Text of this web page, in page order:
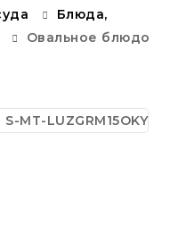
Блюда,
Овальное блюдо